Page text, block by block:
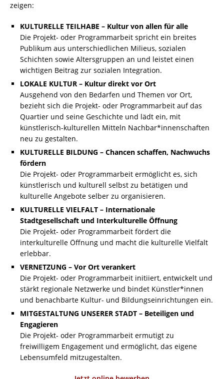
zeigen:
KULTURELLE TEILHABE – Kultur von allen für alle
Die Projekt- oder Programmarbeit spricht ein breites
Publikum aus unterschiedlichen Milieus, sozialen
Schichten sowie Altersgruppen an und leistet einen
wichtigen Beitrag zur sozialen Integration.
LOKALE KULTUR – Kultur direkt vor Ort
Ausgehend von den Bedarfen und Themen vor Ort,
bezieht sich die Projekt- oder Programmarbeit auf das
Quartier und seine Geschichte und lädt ein, mit
künstlerisch-kulturellen Mitteln Nachbar*innenschaften
neu zu gestalten.
KULTURELLE BILDUNG – Chancen schaffen, Nachwuchs
fördern
Die Projekt- oder Programmarbeit ermöglicht es, sich
künstlerisch und kulturell selbst zu betätigen und
kulturelle Angebote selber zu organisieren.
KULTURELLE VIELFALT – Internationale
Stadtgesellschaft und Interkulturelle Öffnung
Die Projekt- oder Programmarbeit fördert die
interkulturelle Öffnung und macht die kulturelle Vielfalt
erlebbar.
VERNETZUNG – Vor Ort verankert
Die Projekt- oder Programmarbeit initiiert, entwickelt und
stärkt regionale Netzwerke und bindet Künstler*innen
und benachbarte Kultur- und Bildungseinrichtungen ein.
MITGESTALTUNG UNSERER STADT – Beteiligen und
Engagieren
Die Projekt- oder Programmarbeit ermutigt zu
freiwilligem Engagement und ermöglicht, das eigene
Lebensumfeld mitzugestalten.